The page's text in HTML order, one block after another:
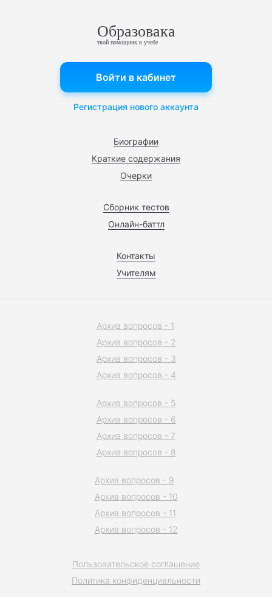
Образовака
твой помощник в учебе
Биографии
Краткие содержания
Очерки
Сборник тестов
Онлайн-баттл
Контакты
Учителям
Войти в кабинет
Регистрация нового аккаунта
Пользовательское соглашение
Политика конфиденциальности
Архив вопросов - 1
Архив вопросов - 2
Архив вопросов - 3
Архив вопросов - 4
Архив вопросов - 5
Архив вопросов - 6
Архив вопросов - 7
Архив вопросов - 8
Архив вопросов - 9
Архив вопросов - 10
Архив вопросов - 11
Архив вопросов - 12